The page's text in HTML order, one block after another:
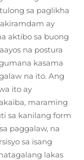
sa paglikha
ay
aktibo sa buong
na postura
kasama
na ito. Ang
ito ay
maraming
sa kanilang form
paggalaw, na
sa isang
lakas